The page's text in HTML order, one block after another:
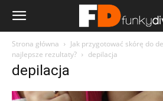
Strona główna
Jak przygotować skórę do
najlepsze rezultaty?
depilacja
depilacja